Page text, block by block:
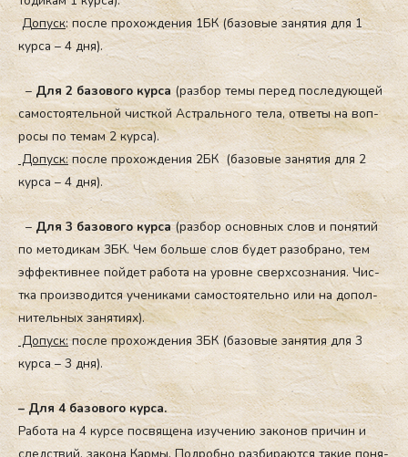
Допуск: пос­ле про­хож­де­ния 1БК (ба­зовые за­нятия для 1
кур­са – 4 дня).
– Для 2 ба­зово­го кур­са(раз­бор те­мы пе­ред пос­ле­ду­ющей
са­мос­то­ятель­ной чис­ткой Ас­траль­но­го те­ла, от­ве­ты на воп­
ро­сы по те­мам 2 кур­са).
До­пуск:пос­ле про­хож­де­ния 2БК (ба­зовые за­нятия для 2
кур­са – 4 дня).
–Для 3 ба­зово­го кур­са(раз­бор ос­новных слов и по­нятий
по ме­тоди­кам 3БК. Чем боль­ше слов бу­дет ра­зоб­ра­но, тем
эф­фектив­нее пой­дет ра­бота на уров­не свер­хсоз­на­ния. Чис­
тка про­из­во­дит­ся уче­ника­ми са­мос­то­ятель­но или на до­пол­
ни­тель­ных занятиях).
До­пуск:пос­ле про­хож­де­ния 3БК (ба­зовые за­нятия для 3
кур­са – 3 дня).
– Для 4 ба­зово­го кур­са.
Ра­бота на 4 кур­се пос­вя­щена изу­че­нию за­ко­нов при­чин и